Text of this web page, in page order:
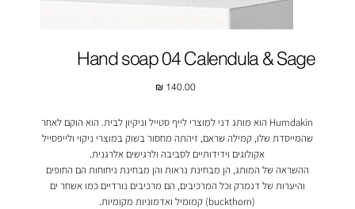
Hand soap 04 Calendula & Sage
מחיר
Humdakin הוא מותג דני למוצרי לייף סטייל וניקיון לבית. הוא הוקם לאחר
שהמייסדת שלו, קמילה שראם, זיהתה מחסור בשוק במוצרי ניקוי ולייפסייל
אקולוגים וידידותיים לסביבה ולרגישים אלרגנית.
ההשראה של המותג, הן מבחינת נראות והן מבחינת ניחוחות הם החופים
והיערות של דנמרק וכל המרכיבים, הם מרכיבים נורדיים כמו אשחר ים
(buckthorn) קמומיל ואדמוניות מקומיות.